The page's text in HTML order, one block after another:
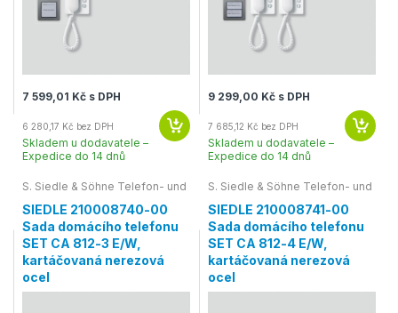
7 599,01 Kč s DPH
6 280,17 Kč bez DPH
Skladem u dodavatele –
Expedice do 14 dnů
9 299,00 Kč s DPH
7 685,12 Kč bez DPH
Skladem u dodavatele –
Expedice do 14 dnů
S. Siedle & Söhne Telefon- und
SIEDLE 210008740-00
Sada domácího telefonu
SET CA 812-3 E/W,
kartáčovaná nerezová
ocel
S. Siedle & Söhne Telefon- und
SIEDLE 210008741-00
Sada domácího telefonu
SET CA 812-4 E/W,
kartáčovaná nerezová
ocel